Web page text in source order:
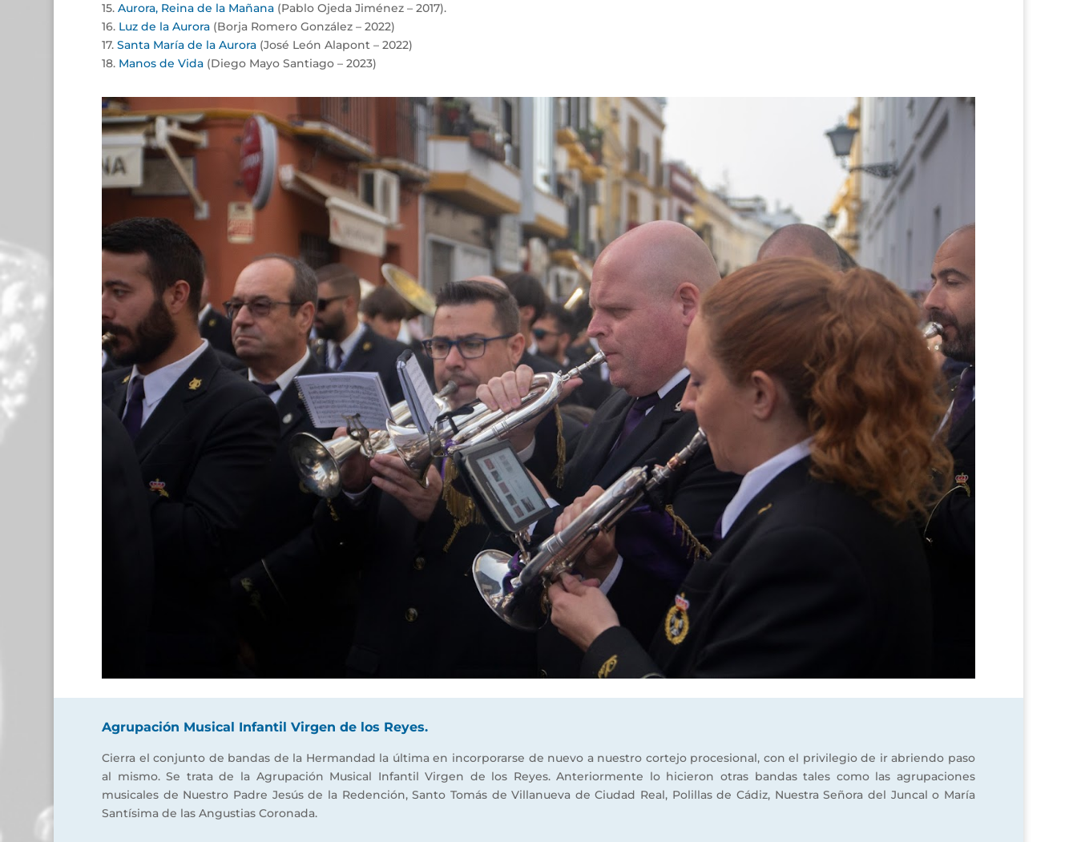
15.Aurora, Reina de la Mañana (Pablo Ojeda Jiménez – 2017).
16. Luz de la Aurora (Borja Romero González – 2022)
17.Santa María de la Aurora (José León Alapont – 2022)
18. Manos de Vida (Diego Mayo Santiago – 2023)
Agrupación Musical Infantil Virgen de los Reyes.
Cierra el conjunto de bandas de la Hermandad la última en incorporarse de nuevo a nuestro cortejo procesional, con el privilegio de ir abriendo paso
al mismo. Se trata de la Agrupación Musical Infantil Virgen de los Reyes. Anteriormente lo hicieron otras bandas tales como las agrupaciones
musicales de Nuestro Padre Jesús de la Redención, Santo Tomás de Villanueva de Ciudad Real, Polillas de Cádiz, Nuestra Señora del Juncal o María
Santísima de las Angustias Coronada.